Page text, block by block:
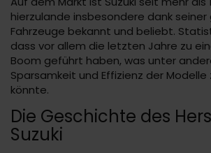
hierzulande insbesondere dank
Fahrzeuge bekannt und beliebt.
dass vor allem die letzten Jahre zu
Boom geführt haben, was unter
Sparsamkeit und Effizienz der
könnte.
Die Geschichte des
Suzuki